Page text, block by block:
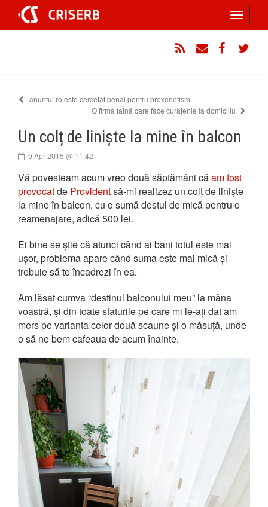
conținut
Toggle
anuntul.ro este cercetat penal pentru proxenetism
O firma faină care face curățenie la domiciliu
Un colț de liniște la mine în balcon
9 Apr 2015 @ 11:42
Vă povesteam acum vreo două săptămâni căam fost
provocatde Providentsă-mi realizez un colț de liniște
la mine în balcon, cu o sumă destul de mică pentru o
reamenajare, adică 500 lei.
Ei bine se știe că atunci când ai bani totul este mai
ușor, problema apare când suma este mai mică și
trebuie să te încadrezi în ea.
Am lăsat cumva “destinul balconului meu” la mâna
voastră, și din toate sfaturile pe care mi le-ați dat am
mers pe varianta celor două scaune și o măsuță, unde
o să ne bem cafeaua de acum înainte.